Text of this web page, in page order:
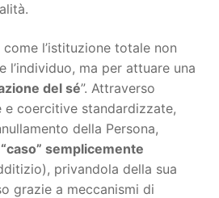
l’istituzione totale non
l’individuo, ma per attuare una
del sé”. Attraverso
coercitive standardizzate,
della Persona,
“caso” semplicemente
privandola della sua
grazie a meccanismi di